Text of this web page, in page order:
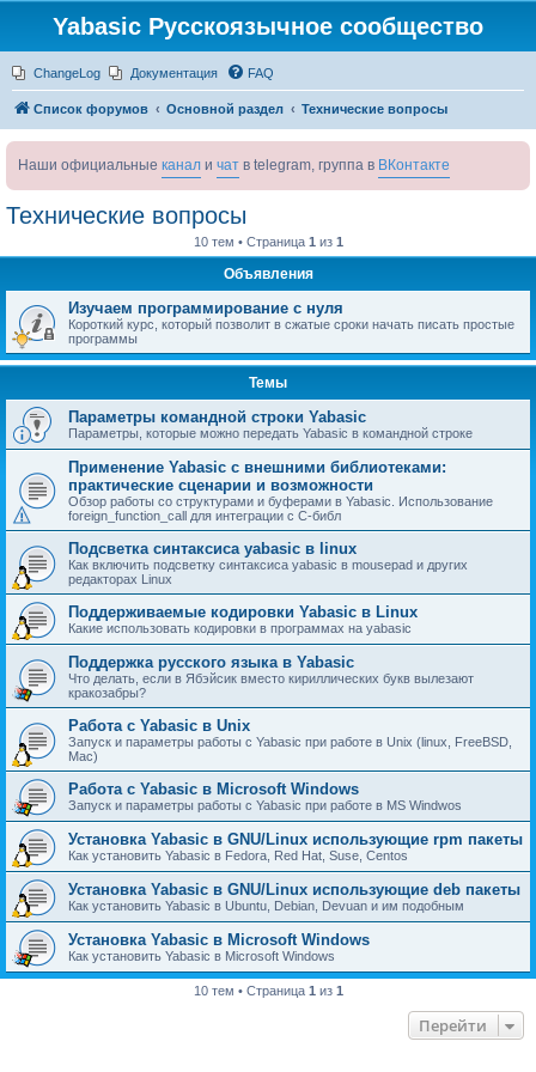
Yabasic Русскоязычное сообщество
ChangeLog Документация FAQ
Список форумов Основной раздел Технические вопросы
Наши официальные канал и чат в telegram, группа в ВКонтакте
Технические вопросы
10 тем • Страница 1 из 1
Объявления
Изучаем программирование с нуля
Короткий курс, который позволит в сжатые сроки начать писать простые
программы
Темы
Параметры командной строки Yabasic
Параметры, которые можно передать Yabasic в командной строке
Применение Yabasic с внешними библиотеками:
практические сценарии и возможности
Обзор работы со структурами и буферами в Yabasic. Использование
foreign_function_call для интеграции с C-библ
Подсветка синтаксиса yabasic в linux
Как включить подсветку синтаксиса yabasic в mousepad и других
редакторах Linux
Поддерживаемые кодировки Yabasic в Linux
Какие использовать кодировки в программах на yabasic
Поддержка русского языка в Yabasic
Что делать, если в Ябэйсик вместо кириллических букв вылезают
кракозабры?
Работа с Yabasic в Unix
Запуск и параметры работы с Yabasic при работе в Unix (linux, FreeBSD,
Mac)
Работа с Yabasic в Microsoft Windows
Запуск и параметры работы с Yabasic при работе в MS Windwos
Установка Yabasic в GNU/Linux использующие rpm пакеты
Как установить Yabasic в Fedora, Red Hat, Suse, Centos
Установка Yabasic в GNU/Linux использующие deb пакеты
Как установить Yabasic в Ubuntu, Debian, Devuan и им подобным
Установка Yabasic в Microsoft Windows
Как установить Yabasic в Microsoft Windows
10 тем • Страница 1 из 1
Перейти